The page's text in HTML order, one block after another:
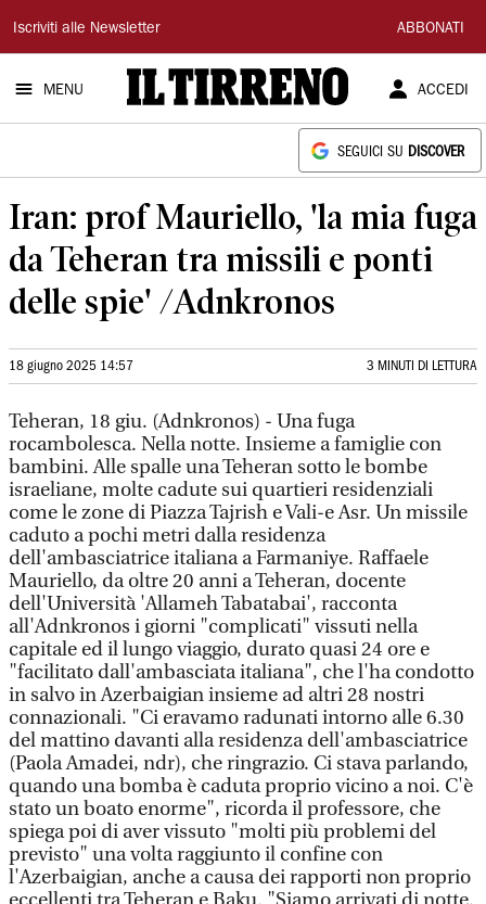
Il
Tirreno
Iscriviti alle Newsletter ABBONATI
MENU ACCEDI
SEGUICI SU DISCOVER
Iran: prof Mauriello, 'la mia fuga
da Teheran tra missili e ponti
delle spie' /Adnkronos
18 giugno 2025 14:57 3 MINUTI DI LETTURA
Teheran, 18 giu. (Adnkronos) - Una fuga
rocambolesca. Nella notte. Insieme a famiglie con
bambini. Alle spalle una Teheran sotto le bombe
israeliane, molte cadute sui quartieri residenziali
come le zone di Piazza Tajrish e Vali-e Asr. Un missile
caduto a pochi metri dalla residenza
dell'ambasciatrice italiana a Farmaniye. Raffaele
Mauriello, da oltre 20 anni a Teheran, docente
dell'Università 'Allameh Tabatabai', racconta
all'Adnkronos i giorni "complicati" vissuti nella
capitale ed il lungo viaggio, durato quasi 24 ore e
"facilitato dall'ambasciata italiana", che l'ha condotto
in salvo in Azerbaigian insieme ad altri 28 nostri
connazionali. "Ci eravamo radunati intorno alle 6.30
del mattino davanti alla residenza dell'ambasciatrice
(Paola Amadei, ndr), che ringrazio. Ci stava parlando,
quando una bomba è caduta proprio vicino a noi. C'è
stato un boato enorme", ricorda il professore, che
spiega poi di aver vissuto "molti più problemi del
previsto" una volta raggiunto il confine con
l'Azerbaigian, anche a causa dei rapporti non proprio